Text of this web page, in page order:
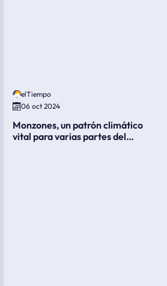
elTiempo
06 oct 2024
Monzones, un patrón climático
vital para varias partes del